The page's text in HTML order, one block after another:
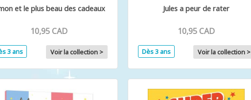
et le plus beau des cadeaux
10,95 CAD
3 ans Voir la collection >
Jules a peur de rater
10,95 CAD
Dès 3 ans Voir la collection >